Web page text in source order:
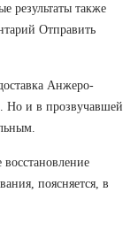
результаты также
Отправить
Анжеро-
Но и в прозвучавшей
поясняется, в